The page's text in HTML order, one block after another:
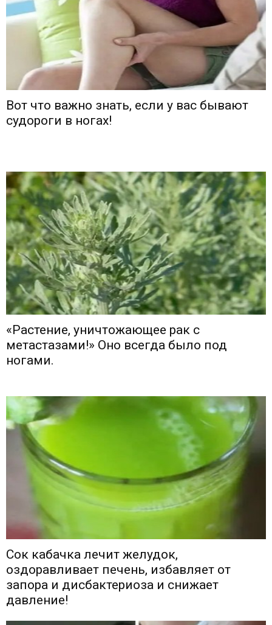
Вот что важно знать, если у вас бывают
судороги в ногах!
«Растение, уничтожающее рак с
метастазами!» Оно всегда было под
ногами.
Сок кабачка лечит желудок,
оздоравливает печень, избавляет от
запора и дисбактериоза и снижает
давление!